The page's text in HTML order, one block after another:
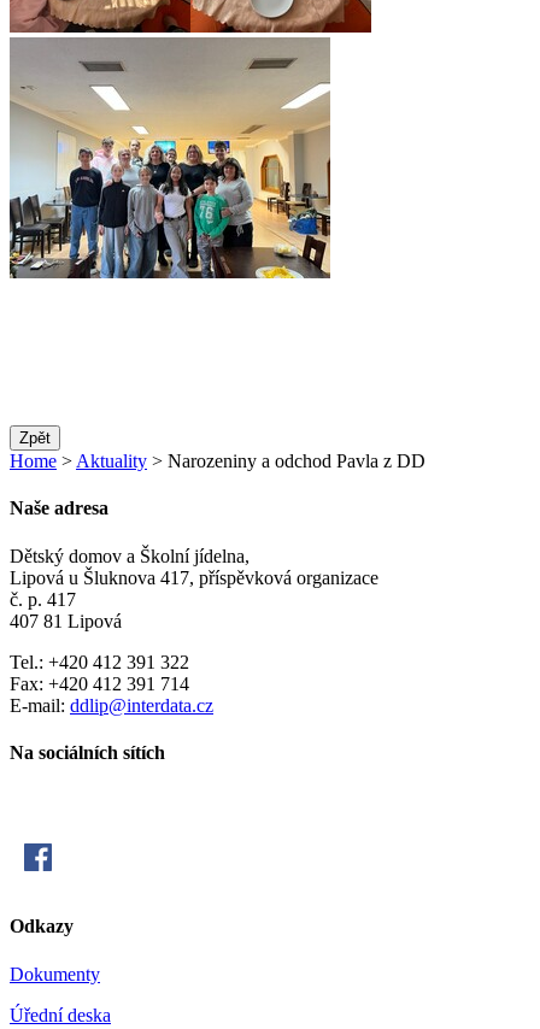
Zpět
Home > Aktuality > Narozeniny a odchod Pavla z DD
Naše adresa
Dětský domov a Školní jídelna,
Lipová u Šluknova 417, příspěvková organizace
č. p. 417
407 81 Lipová
Tel.: +420 412 391 322
Fax: +420 412 391 714
E-mail: ddlip@interdata.cz
Na sociálních sítích
Odkazy
Dokumenty
Úřední deska